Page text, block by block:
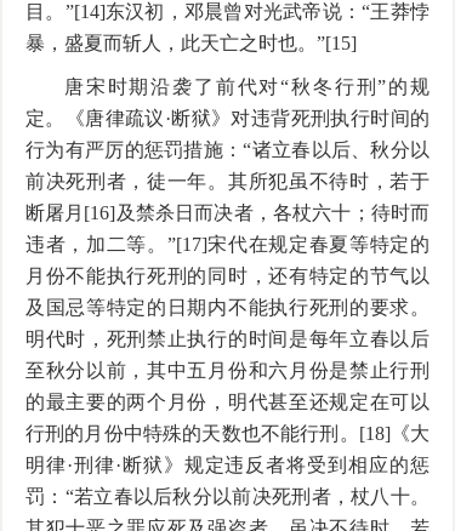
目。”[14]东汉初，邓晨曾对光武帝说：“王莽悖
暴，盛夏而斩人，此天亡之时也。”[15]
唐宋时期沿袭了前代对“秋冬行刑”的规
定。《唐律疏议·断狱》对违背死刑执行时间的
行为有严厉的惩罚措施：“诸立春以后、秋分以
前决死刑者，徒一年。其所犯虽不待时，若于
断屠月[16]及禁杀日而决者，各杖六十；待时而
违者，加二等。”[17]宋代在规定春夏等特定的
月份不能执行死刑的同时，还有特定的节气以
及国忌等特定的日期内不能执行死刑的要求。
明代时，死刑禁止执行的时间是每年立春以后
至秋分以前，其中五月份和六月份是禁止行刑
的最主要的两个月份，明代甚至还规定在可以
行刑的月份中特殊的天数也不能行刑。[18]《大
明律·刑律·断狱》规定违反者将受到相应的惩
罚：“若立春以后秋分以前决死刑者，杖八十。